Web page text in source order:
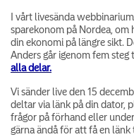
I vårt livesända
sparekonom på Nordea, om
din ekonomi på längre sikt.
Anders går igenom fem
alla delar.
Vi sänder live den 15
deltar via länk på din dator,
frågor på förhand eller
gärna ändå för att få en